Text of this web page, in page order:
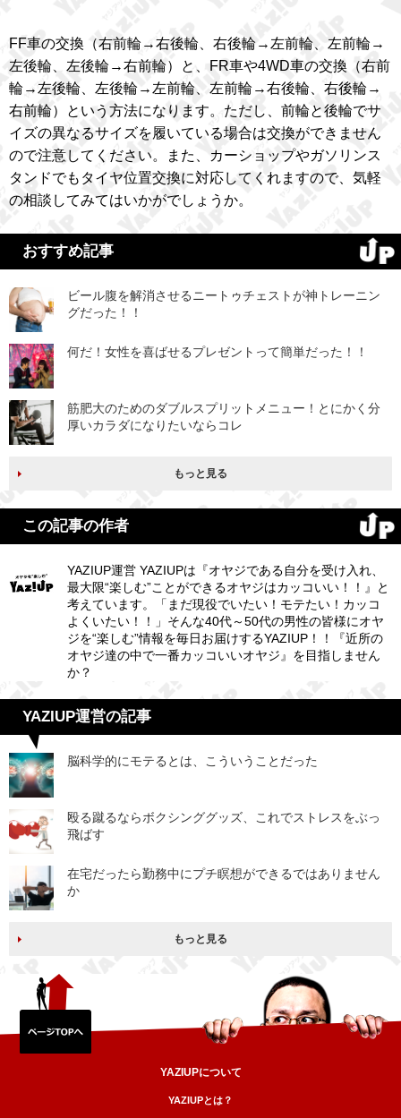
FF車の交換（右前輪→右後輪、右後輪→左前輪、左前輪→
左後輪、左後輪→右前輪）と、FR車や4WD車の交換（右前
輪→左後輪、左後輪→左前輪、左前輪→右後輪、右後輪→
右前輪）という方法になります。ただし、前輪と後輪でサ
イズの異なるサイズを履いている場合は交換ができません
ので注意してください。また、カーショップやガソリンス
タンドでもタイヤ位置交換に対応してくれますので、気軽
の相談してみてはいかがでしょうか。
おすすめ記事
ビール腹を解消させるニートゥチェストが神トレーニン
グだった！！
何だ！女性を喜ばせるプレゼントって簡単だった！！
筋肥大のためのダブルスプリットメニュー！とにかく分
厚いカラダになりたいならコレ
もっと見る
この記事の作者
YAZIUP運営 YAZIUPは『オヤジである自分を受け入れ、
最大限“楽しむ”ことができるオヤジはカッコいい！！』と
考えています。「まだ現役でいたい！モテたい！カッコ
よくいたい！！」そんな40代～50代の男性の皆様にオヤ
ジを“楽しむ”情報を毎日お届けするYAZIUP！！『近所の
オヤジ達の中で一番カッコいいオヤジ』を目指しません
か？
YAZIUP運営の記事
脳科学的にモテるとは、こういうことだった
殴る蹴るならボクシンググッズ、これでストレスをぶっ
飛ばす
在宅だったら勤務中にプチ瞑想ができるではありません
か
もっと見る
YAZIUPについて
YAZIUPとは？